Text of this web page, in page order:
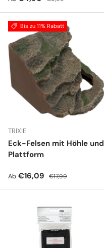
Bis zu 11% Rabatt
TRIXIE
Eck-Felsen mit Höhle und
Plattform
Verkaufspreis
Ab €16,09 Normaler Preis
€17,99